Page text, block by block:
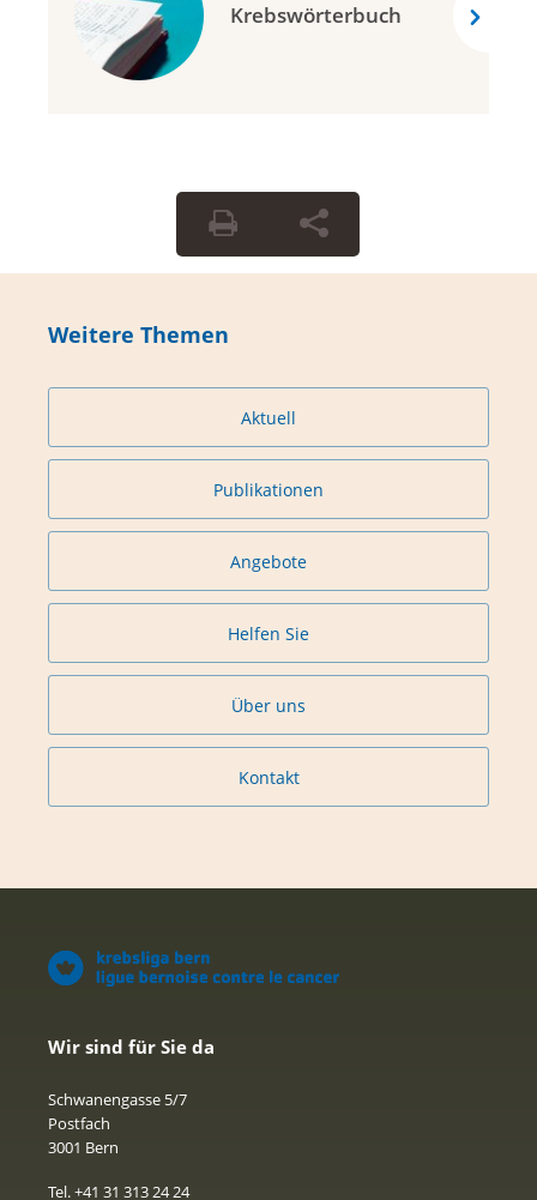
Krebswörterbuch
Weitere Themen
Aktuell
Publikationen
Angebote
Helfen Sie
Über uns
Kontakt
Wir sind für Sie da
Schwanengasse 5/7
Postfach
3001 Bern
Tel. +41 31 313 24 24